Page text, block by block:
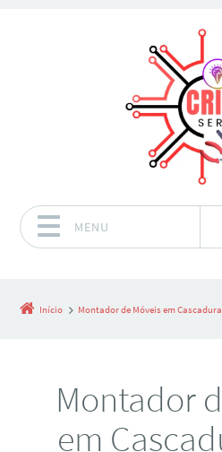
MENU
Início Montador de Móveis em Cascadura
Montador
em